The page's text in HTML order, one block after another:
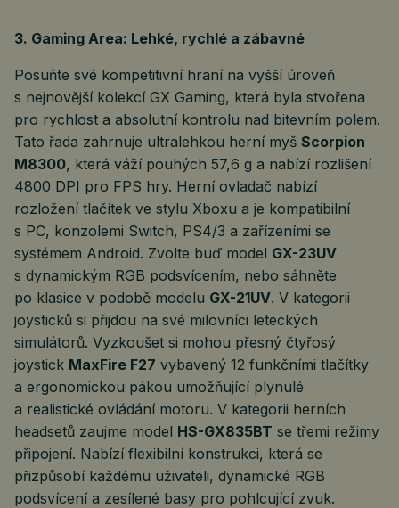
3. Gaming Area: Lehké, rychlé a zábavné
Posuňte své kompetitivní hraní na vyšší úroveň
s nejnovější kolekcí GX Gaming, která byla stvořena
pro rychlost a absolutní kontrolu nad bitevním polem.
Tato řada zahrnuje ultralehkou herní myš Scorpion
M8300, která váží pouhých 57,6 g a nabízí rozlišení
4800 DPI pro FPS hry. Herní ovladač nabízí
rozložení tlačítek ve stylu Xboxu a je kompatibilní
s PC, konzolemi Switch, PS4/3 a zařízeními se
systémem Android. Zvolte buď model GX-23UV
s dynamickým RGB podsvícením, nebo sáhněte
po klasice v podobě modelu GX-21UV. V kategorii
joysticků si přijdou na své milovníci leteckých
simulátorů. Vyzkoušet si mohou přesný čtyřosý
joystick MaxFire F27 vybavený 12 funkčními tlačítky
a ergonomickou pákou umožňující plynulé
a realistické ovládání motoru. V kategorii herních
headsetů zaujme model HS-GX835BT se třemi režimy
připojení. Nabízí flexibilní konstrukci, která se
přizpůsobí každému uživateli, dynamické RGB
podsvícení a zesílené basy pro pohlcující zvuk.